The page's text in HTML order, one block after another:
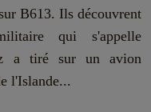
B613. Ils découvrent
qui s'appelle
a tiré sur un avion
l'Islande...